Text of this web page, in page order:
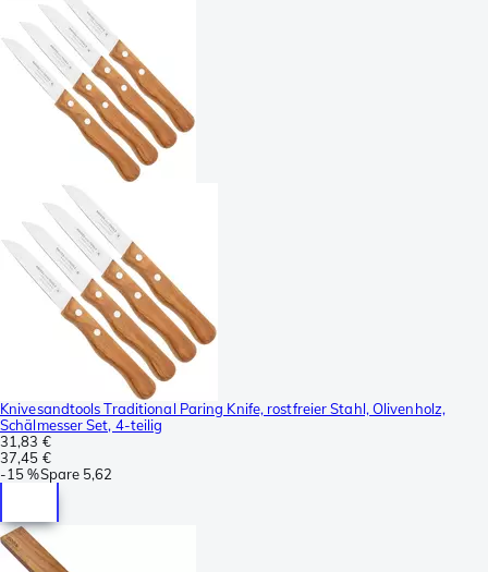
Knivesandtools Traditional Paring Knife, rostfreier Stahl, Olivenholz,
Schälmesser Set, 4-teilig
31,83 €
37,45 €
-15 %Spare 5,62